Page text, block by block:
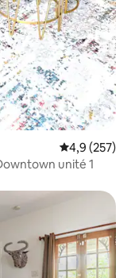
Évaluation
4,9 (257)
unité 1